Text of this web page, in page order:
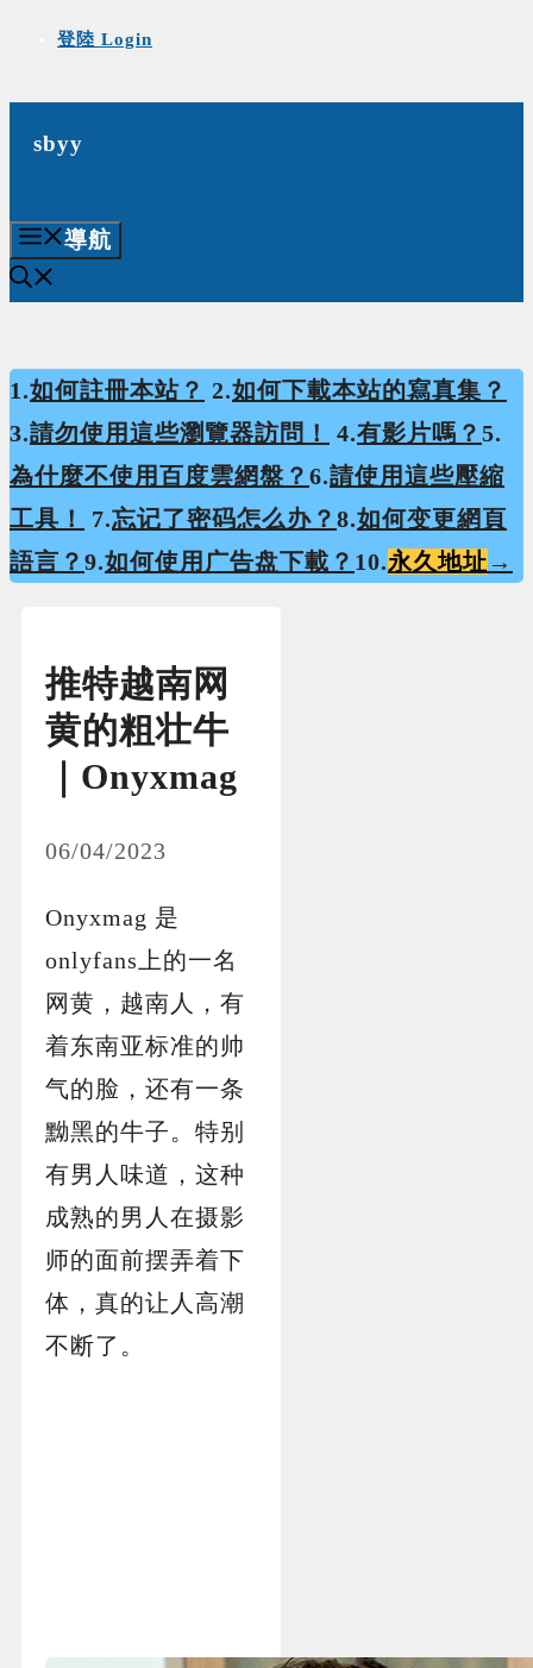
登陸 Login
sbyy
導航
1.如何註冊本站？ 2.如何下載本站的寫真集？
3.請勿使用這些瀏覽器訪問！ 4.有影片嗎？ 5.
為什麼不使用百度雲網盤？ 6.請使用這些壓縮
工具！
7.忘记了密码怎么办？ 8.如何变更網頁
語言？ 9.如何使用广告盘下載？ 10.永久地址 →
推特越南网
黄的粗壮牛
｜Onyxmag
06/04/2023
Onyxmag 是
onlyfans上的一名
网黄，越南人，有
着东南亚标准的帅
气的脸，还有一条
黝黑的牛子。特别
有男人味道，这种
成熟的男人在摄影
师的面前摆弄着下
体，真的让人高潮
不断了。